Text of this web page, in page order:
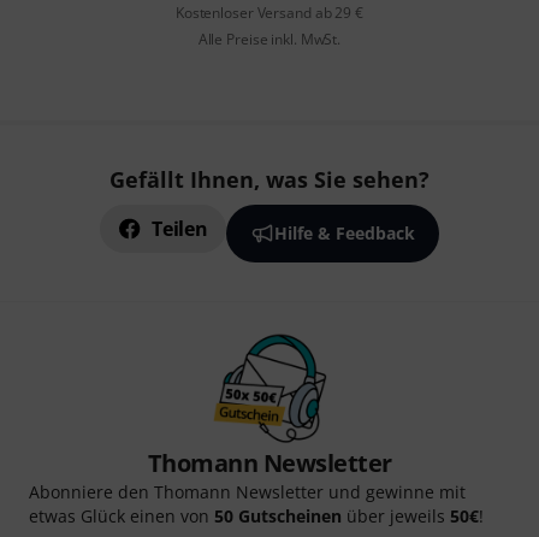
Kostenloser Versand ab 29 €
Alle Preise inkl. MwSt.
Gefällt Ihnen, was Sie sehen?
Teilen Hilfe & Feedback
Thomann Newsletter
Abonniere den Thomann Newsletter und gewinne mit
etwas Glück einen von 50 Gutscheinen über jeweils 50€!